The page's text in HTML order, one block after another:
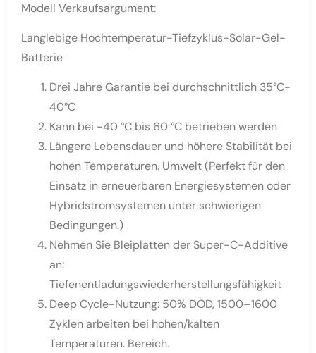
Modell Verkaufsargument:
Langlebige Hochtemperatur-Tiefzyklus-Solar-Gel-
Batterie
Drei Jahre Garantie bei durchschnittlich 35°C-
40°C
Kann bei -40 °C bis 60 °C betrieben werden
Längere Lebensdauer und höhere Stabilität bei
hohen Temperaturen. Umwelt (Perfekt für den
Einsatz in erneuerbaren Energiesystemen oder
Hybridstromsystemen unter schwierigen
Bedingungen.)
Nehmen Sie Bleiplatten der Super-C-Additive
an:
Tiefenentladungswiederherstellungsfähigkeit
Deep Cycle-Nutzung: 50% DOD, 1500–1600
Zyklen arbeiten bei hohen/kalten
Temperaturen. Bereich.